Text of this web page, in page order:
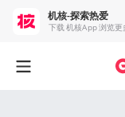
机核-探索热爱
下载 机核App 浏览更